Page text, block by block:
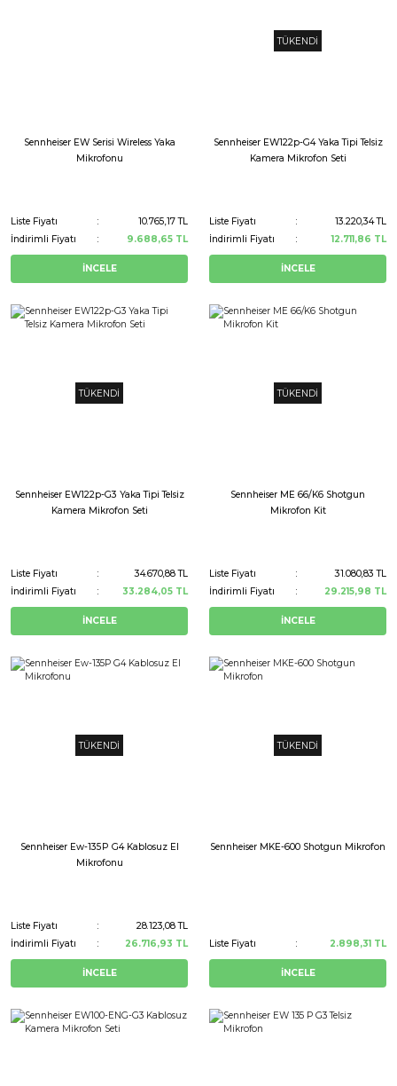
Sennheiser EW Serisi Wireless Yaka
Mikrofonu
Liste Fiyatı
10.765,17 TL
İndirimli Fiyatı
9.688,65 TL
İNCELE
TÜKENDİ
Sennheiser EW122p-G4 Yaka Tipi Telsiz
Kamera Mikrofon Seti
Liste Fiyatı
13.220,34 TL
İndirimli Fiyatı
12.711,86 TL
İNCELE
TÜKENDİ
Sennheiser EW122p-G3 Yaka Tipi Telsiz
Kamera Mikrofon Seti
Liste Fiyatı
34.670,88 TL
İndirimli Fiyatı
33.284,05 TL
İNCELE
TÜKENDİ
Sennheiser ME 66/K6 Shotgun
Mikrofon Kit
Liste Fiyatı
31.080,83 TL
İndirimli Fiyatı
29.215,98 TL
İNCELE
TÜKENDİ
Sennheiser Ew-135P G4 Kablosuz El
Mikrofonu
Liste Fiyatı
28.123,08 TL
İndirimli Fiyatı
26.716,93 TL
İNCELE
TÜKENDİ
Sennheiser MKE-600 Shotgun Mikrofon
Liste Fiyatı 2.898,31 TL
İNCELE